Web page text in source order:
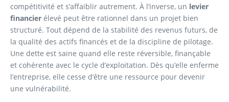
compétitivité et s’affaiblir autrement. À l’inverse, un levier
financier élevé peut être rationnel dans un projet bien
structuré. Tout dépend de la stabilité des revenus futurs, de
la qualité des actifs financés et de la discipline de pilotage.
Une dette est saine quand elle reste réversible, finançable
et cohérente avec le cycle d’exploitation. Dès qu’elle enferme
l’entreprise, elle cesse d’être une ressource pour devenir
une vulnérabilité.